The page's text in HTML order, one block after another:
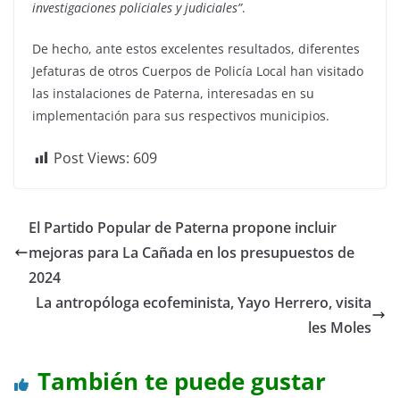
investigaciones policiales y judiciales”.
De hecho, ante estos excelentes resultados, diferentes
Jefaturas de otros Cuerpos de Policía Local han visitado
las instalaciones de Paterna, interesadas en su
implementación para sus respectivos municipios.
Post Views: 609
El Partido Popular de Paterna propone incluir
mejoras para La Cañada en los presupuestos de
2024
La antropóloga ecofeminista, Yayo Herrero, visita
les Moles
También te puede gustar